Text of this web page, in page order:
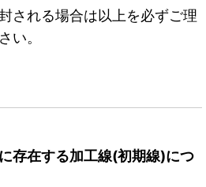
される場合は以上を必ずご理
い。
存在する加工線(初期線)につ